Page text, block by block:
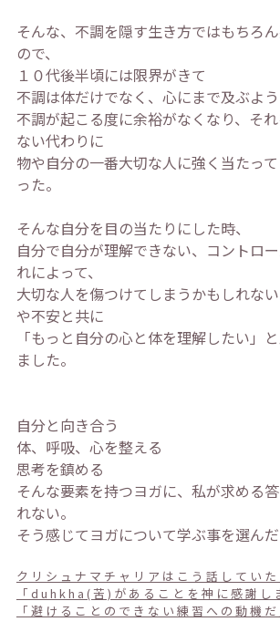
そんな、不調を隠す生き方ではもちろ
ので、
１０代後半頃には限界がきて
不調は体だけでなく、心にまで及ぶよう
不調が起こる度に余裕がなくなり、そ
ない代わりに
物や自分の一番大切な人に強く当たっ
った。
そんな自分を目の当たりにした時、
自分で自分が理解できない、コントロ
れによって、
大切な人を傷つけてしまうかもしれな
や不安と共に
「もっと自分の心と体を理解したい」
ました。
自分と向き合う
体、呼吸、心を整える
思考を鎮める
そんな要素を持つヨガに、私が求める
れない。
そう感じてヨガについて学ぶ事を選んだ
クリシュナマチャリアはこう話していた
「duhkha(苦)があることを神に感謝し
「避けることのできない練習への動機だ